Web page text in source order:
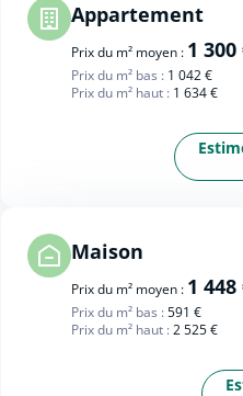
Appartement
Prix du m² moyen : 1 300
Prix du m² bas : 1 042 €
Prix du m² haut : 1 634 €
Maison
Prix du m² moyen : 1 448
Prix du m² bas :591 €
Prix du m² haut :2 525 €